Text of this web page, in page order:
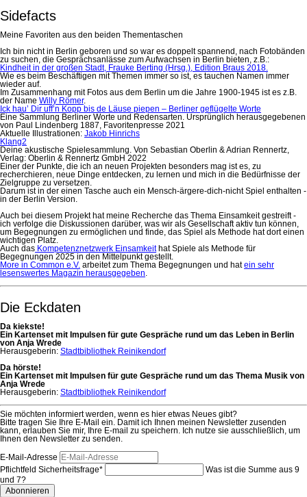
Sidefacts
Meine Favoriten aus den beiden Thementaschen
Ich bin nicht in Berlin geboren und so war es doppelt spannend, nach Fotobänden
zu suchen, die Gesprächsanlässe zum Aufwachsen in Berlin bieten, z.B.:
Kindheit in der großen Stadt, Frauke Berting (Hrsg.), Edition Braus 2018.
Wie es beim Beschäftigen mit Themen immer so ist, es tauchen Namen immer
wieder auf.
Im Zusammenhang mit Fotos aus dem Berlin um die Jahre 1900-1945 ist es z.B.
der Name Willy Römer.
Ick hau’ Dir uff’n Kopp bis de Läuse piepen – Berliner geflügelte Worte
Eine Sammlung Berliner Worte und Redensarten. Ursprünglich herausgegebenen
von Paul Lindenberg 1887, Favoritenpresse 2021
Aktuelle Illustrationen: Jakob Hinrichs
Klang2
Deine akustische Spielesammlung. Von Sebastian Oberlin & Adrian Rennertz,
Verlag: Oberlin & Rennertz GmbH 2022
Einer der Punkte, die ich an neuen Projekten besonders mag ist es, zu
recherchieren, neue Dinge entdecken, zu lernen und mich in die Bedürfnisse der
Zielgruppe zu versetzen.
Darum ist in der einen Tasche auch ein Mensch-ärgere-dich-nicht Spiel enthalten -
in der Berlin Version.
Auch bei diesem Projekt hat meine Recherche das Thema Einsamkeit gestreift -
ich verfolge die Diskussionen darüber, was wir als Gesellschaft aktiv tun können,
um Begegnungen zu ermöglichen und finde, das Spiel als Methode hat dort einen
wichtigen Platz.
Auch das Kompetenznetzwerk Einsamkeithat Spiele als Methode für
Begegnungen 2025 in den Mittelpunkt gestellt.
More in Common e.V. arbeitet zum Thema Begegnungen und hatein sehr
lesenswertes Magazin herausgegeben.
Die Eckdaten
Da kiekste!
Ein Kartenset mit Impulsen für gute Gespräche rund um das Leben in Berlin
von Anja Wrede
Herausgeberin: Stadtbibliothek Reinikendorf
Da hörste!
Ein Kartenset mit Impulsen für gute Gespräche rund um das Thema Musik von
Anja Wrede
Herausgeberin: Stadtbibliothek Reinikendorf
Sie möchten informiert werden, wenn es hier etwas Neues gibt?
Bitte tragen Sie Ihre E-Mail ein. Damit ich Ihnen meinen Newsletter zusenden
kann, erlauben Sie mir, Ihre E-mail zu speichern. Ich nutze sie ausschließlich, um
Ihnen den Newsletter zu senden.
E-Mail-Adresse
Pflichtfeld Sicherheitsfrage*
Was ist die Summe aus 9
und 7?
Abonnieren